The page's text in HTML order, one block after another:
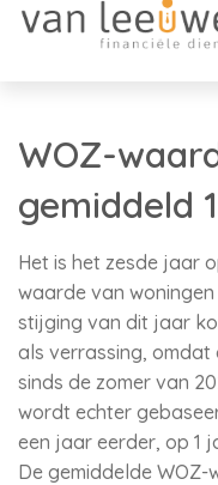
WOZ-
gemiddeld
Het is het zesde jaar
waarde van
stijging van dit jaar
als verrassing,
sinds de zomer van
wordt echter
een jaar eerder, op 1
De gemiddelde